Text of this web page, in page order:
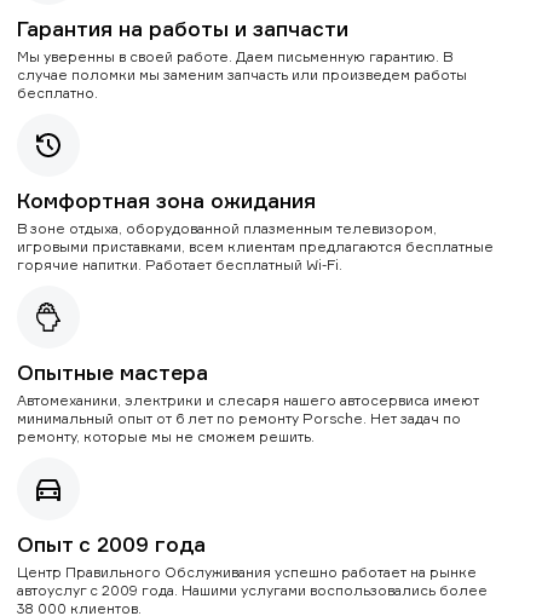
Гарантия на работы и запчасти
Мы уверенны в своей работе. Даем письменную гарантию. В
случае поломки мы заменим запчасть или произведем работы
бесплатно.
Комфортная зона ожидания
В зоне отдыха, оборудованной плазменным телевизором,
игровыми приставками, всем клиентам предлагаются бесплатные
горячие напитки. Работает бесплатный Wi-Fi.
Опытные мастера
Автомеханики, электрики и слесаря нашего автосервиса имеют
минимальный опыт от 6 лет по ремонту Porsche. Нет задач по
ремонту, которые мы не сможем решить.
Опыт с 2009 года
Центр Правильного Обслуживания успешно работает на рынке
автоуслуг с 2009 года. Нашими услугами воспользовались более
38 000 клиентов.